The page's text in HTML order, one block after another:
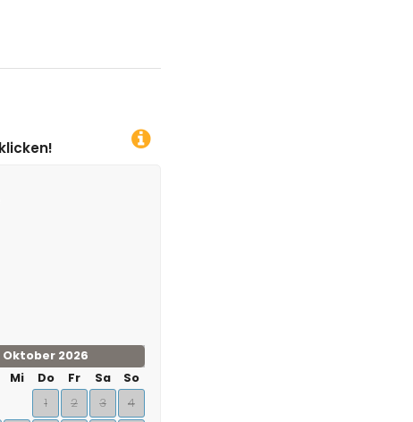
Oktober 2026
Mi Do Fr Sa
So
1
2 3
4